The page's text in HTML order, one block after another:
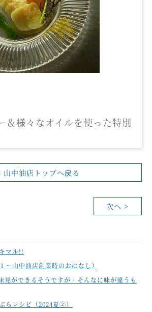
＆様々なオイルを使った特別
山中油店トップへ戻る
次へ >
マル!!
～山中油店創業時のおはなし）
見ができるそうですが、そんなに味が違うも
らレシピ（2024夏②）